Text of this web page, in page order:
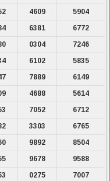
4609
5904
6381
6772
0304
7246
6102
5835
7889
6149
4688
5614
7052
6712
3303
6765
9892
8504
9678
9588
0275
7007